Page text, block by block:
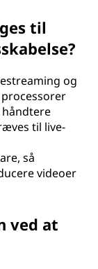
til
og
til live-
så
videoer
ved at